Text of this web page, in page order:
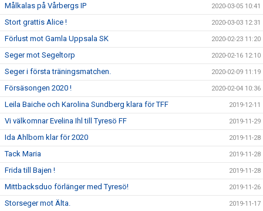
Målkalas på Vårbergs IP 2020-03-05 10:41
Stort grattis Alice ! 2020-03-03 12:31
Förlust mot Gamla Uppsala SK 2020-02-23 11:20
Seger mot Segeltorp 2020-02-16 12:10
Seger i första träningsmatchen. 2020-02-09 11:19
Försäsongen 2020 ! 2020-02-04 10:36
Leila Baiche och Karolina Sundberg klara för TFF 2019-12-11
Vi välkomnar Evelina Ihl till Tyresö FF 2019-11-29
Ida Ahlbom klar för 2020 2019-11-28
Tack Maria 2019-11-28
Frida till Bajen ! 2019-11-28
Mittbacksduo förlänger med Tyresö! 2019-11-26
Storseger mot Älta. 2019-11-17